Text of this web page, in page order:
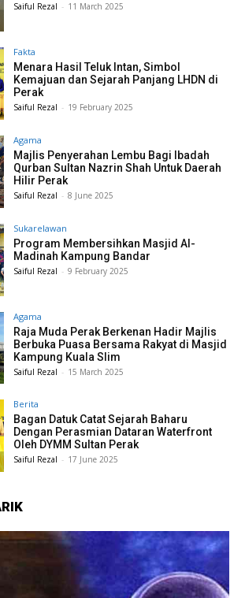
Saiful Rezal - 11 March 2025
Fakta
Menara Hasil Teluk Intan, Simbol
Kemajuan dan Sejarah Panjang LHDN di
Perak
Saiful Rezal - 19 February 2025
Agama
Majlis Penyerahan Lembu Bagi Ibadah
Qurban Sultan Nazrin Shah Untuk Daerah
Hilir Perak
Saiful Rezal - 8 June 2025
Sukarelawan
Program Membersihkan Masjid Al-
Madinah Kampung Bandar
Saiful Rezal - 9 February 2025
Agama
Raja Muda Perak Berkenan Hadir Majlis
Berbuka Puasa Bersama Rakyat di Masjid
Kampung Kuala Slim
Saiful Rezal - 15 March 2025
Berita
Bagan Datuk Catat Sejarah Baharu
Dengan Perasmian Dataran Waterfront
Oleh DYMM Sultan Perak
Saiful Rezal - 17 June 2025